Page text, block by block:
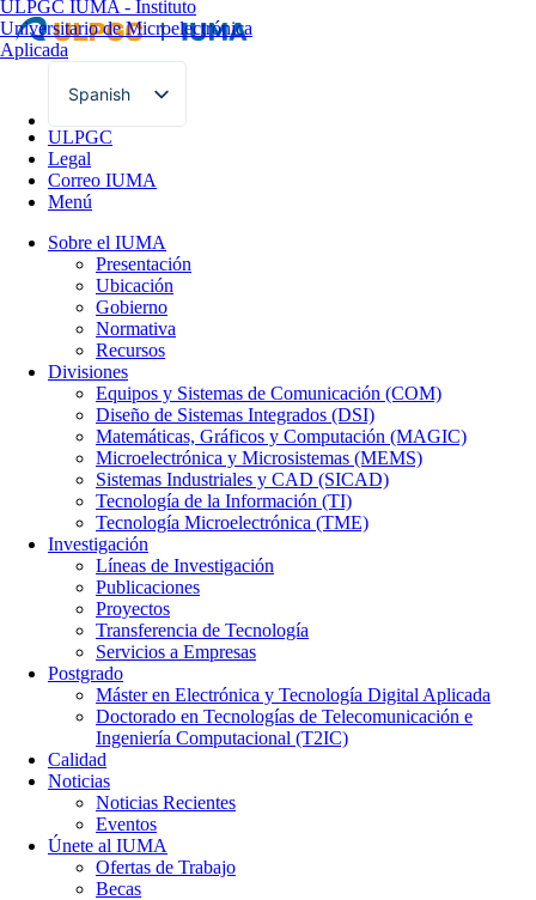
ULPGC IUMA - Instituto
Universitario de Microelectrónica
Aplicada
Spanish
English
ULPGC
Legal
Correo IUMA
Menú
Sobre el IUMA
Presentación
Ubicación
Gobierno
Normativa
Recursos
Divisiones
Equipos y Sistemas de Comunicación (COM)
Diseño de Sistemas Integrados (DSI)
Matemáticas, Gráficos y Computación (MAGIC)
Microelectrónica y Microsistemas (MEMS)
Sistemas Industriales y CAD (SICAD)
Tecnología de la Información (TI)
Tecnología Microelectrónica (TME)
Investigación
Líneas de Investigación
Publicaciones
Proyectos
Transferencia de Tecnología
Servicios a Empresas
Postgrado
Máster en Electrónica y Tecnología Digital Aplicada
Doctorado en Tecnologías de Telecomunicación e
Ingeniería Computacional (T2IC)
Calidad
Noticias
Noticias Recientes
Eventos
Únete al IUMA
Ofertas de Trabajo
Becas